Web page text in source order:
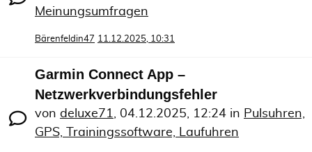
Meinungsumfragen
Bärenfeldin47 11.12.2025, 10:31
Garmin Connect App –
Netzwerkverbindungsfehler
von deluxe71, 04.12.2025, 12:24 in Pulsuhren,
GPS, Trainingssoftware, Laufuhren